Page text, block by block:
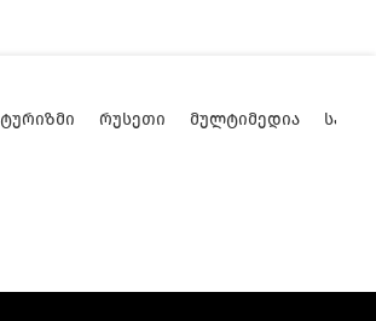
ᲢᲣᲠᲘᲖᲛᲘ ᲠᲣᲡᲔᲗᲘ ᲛᲣᲚᲢᲘᲛᲔᲓᲘᲐ